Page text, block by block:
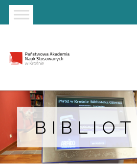
Strona główna
Przejdź do wyszukiwarki
Przejdź do menu głównego